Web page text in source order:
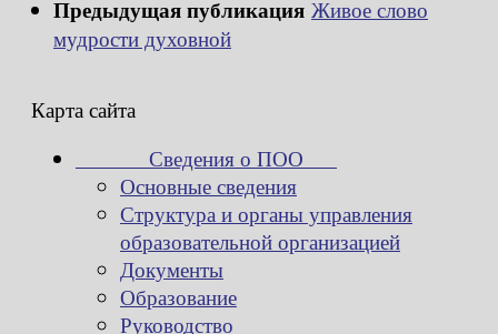
Предыдущая публикация Живое слово
мудрости духовной
Карта сайта
Сведения о ПОО
Основные сведения
Структура и органы управления
образовательной организацией
Документы
Образование
Руководство